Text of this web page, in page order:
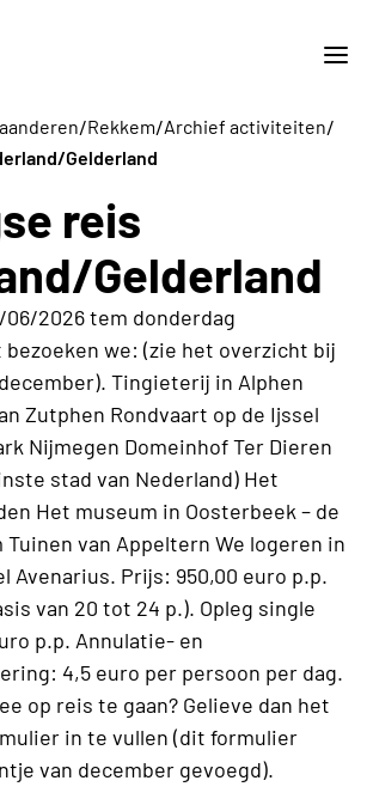
/Rekkem/Archief activiteiten/
Gelderland
reis
Gelderland
06/2026 tem donderdag
bezoeken we: (zie het overzicht bij
Tingieterij in Alphen
Zutphen Rondvaart op de Ijssel
Nijmegen Domeinhof Ter Dieren
stad van Nederland) Het
Het museum in Oosterbeek – de
Tuinen van Appeltern We logeren in
Avenarius. Prijs: 950,00 euro p.p.
van 20 tot 24 p.). Opleg single
p.p. Annulatie- en
4,5 euro per persoon per dag.
op reis te gaan? Gelieve dan het
in te vullen (dit formulier
van december gevoegd).